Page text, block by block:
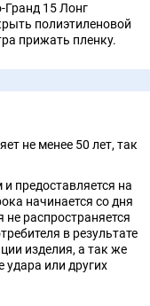
Гранд 15 Лонг
полиэтиленовой
прижать пленку.
не менее 50 лет, так
предоставляется на
начинается со дня
не распространяется
в результате
изделия, а так же
удара или других